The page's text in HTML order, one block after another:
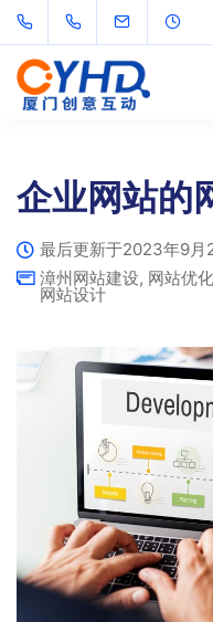
企业网站的
最后更新于2023年9月
漳州网站建设, 网站优化
网站设计